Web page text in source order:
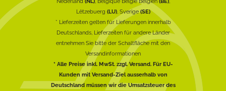
Lëtzebuerg (LU), Sverige(SE)
* Lieferzeiten gelten für Lieferungen innerhalb
Deutschlands, Lieferzeiten für andere Länder
entnehmen Sie bitte der Schaltfläche mit den
Versandinformationen
* Alle Preise inkl. MwSt. zzgl. Versand. Für EU-
Kunden mit Versand-Ziel ausserhalb von
Deutschland müssen wir die Umsatzsteuer des